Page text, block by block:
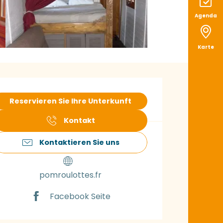
Agenda
Karte
&
Reservieren Sie Ihre Unterkunft
Kontakt
Kontaktieren Sie uns
pomroulottes.fr
Facebook Seite